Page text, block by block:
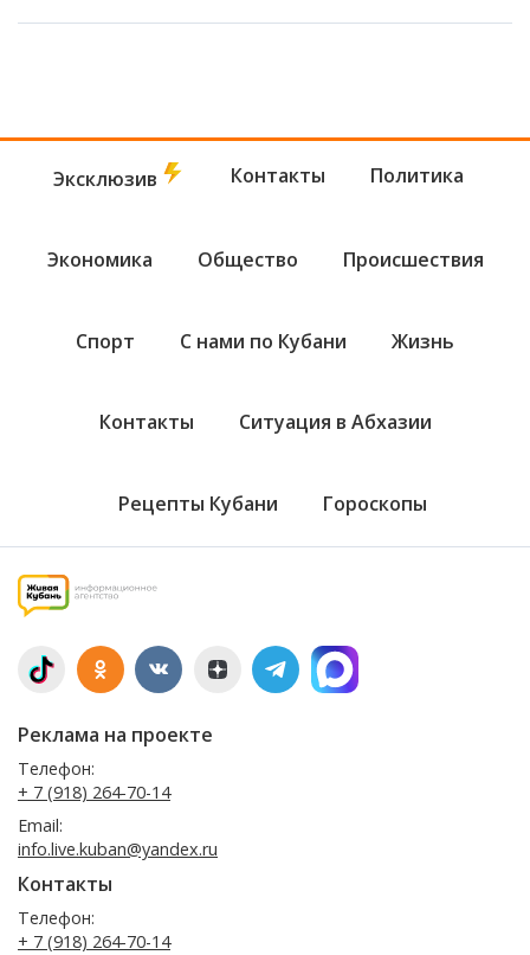
Эксклюзив Контакты Политика
Экономика Общество Происшествия
Спорт С нами по Кубани Жизнь
Контакты Ситуация в Абхазии
Рецепты Кубани Гороскопы
Реклама на проекте
Телефон:
+ 7 (918) 264-70-14
Email:
info.live.kuban@yandex.ru
Контакты
Телефон:
+ 7 (918) 264-70-14